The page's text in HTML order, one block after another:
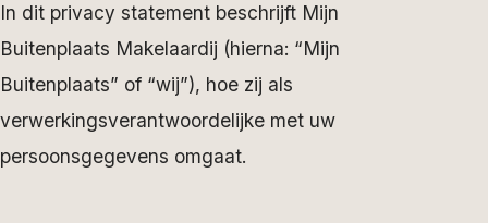
In dit privacy statement beschrijft Mijn
Buitenplaats Makelaardij (hierna: “Mijn
Buitenplaats” of “wij”), hoe zij als
verwerkingsverantwoordelijke met uw
persoonsgegevens omgaat.